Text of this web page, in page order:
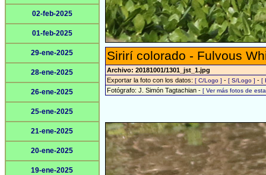
02-feb-2025
01-feb-2025
29-ene-2025
28-ene-2025
26-ene-2025
25-ene-2025
21-ene-2025
20-ene-2025
19-ene-2025
Sirirí colorado - Fulvous
Archivo: 20181001/1301_jst_1.jpg
Exportar la foto con los datos: [ C/Logo ] - [ S/Logo ] - [
Fotógrafo: J. Simón Tagtachian - [ Ver más fotos de